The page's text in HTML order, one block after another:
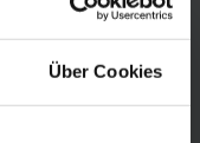
Über Cookies